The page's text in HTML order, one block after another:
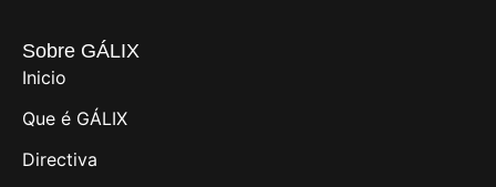
Sobre GÁLIX
Inicio
Que é GÁLIX
Directiva